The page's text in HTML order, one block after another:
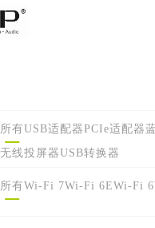
所有USB适配器PCIe适配器
无线投屏器USB转换器
所有Wi-Fi 7Wi-Fi 6EWi-Fi 6